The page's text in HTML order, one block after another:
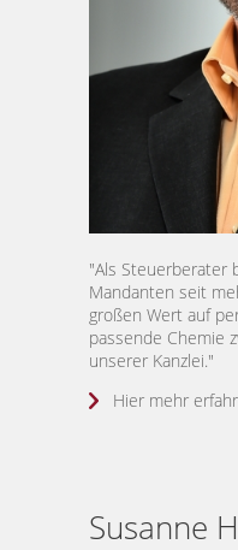
"Als Steuerberater
Mandanten seit
großen Wert auf
passende Chemie
unserer Kanzlei."
Hier mehr
Susanne